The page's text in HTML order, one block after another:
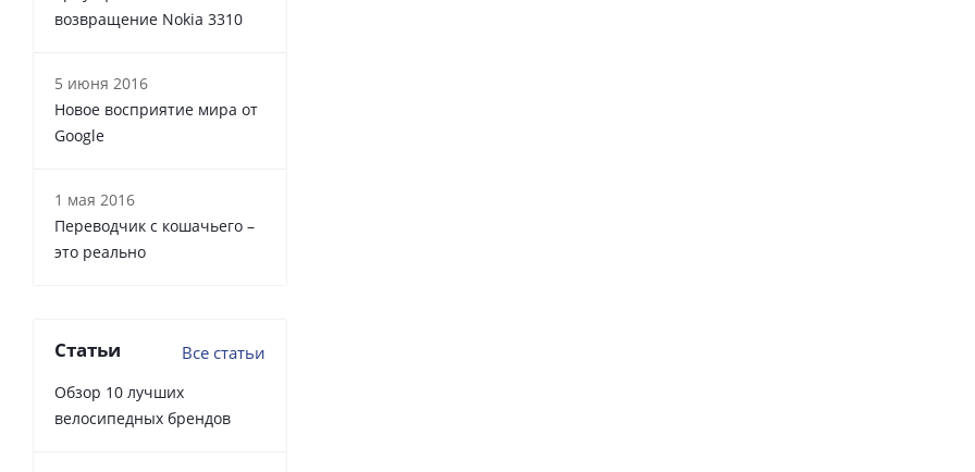
возвращение Nokia 3310
5 июня 2016
Новое восприятие мира от
Google
1 мая 2016
Переводчик с кошачьего –
это реально
Статьи Все статьи
Обзор 10 лучших
велосипедных брендов